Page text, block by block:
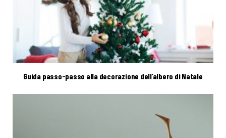
Guida passo-passo alla decorazione dell’albero di Natale